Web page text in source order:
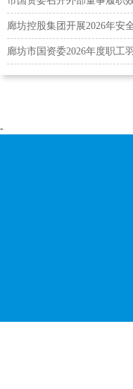
廊坊市国资委2026年度职工
-